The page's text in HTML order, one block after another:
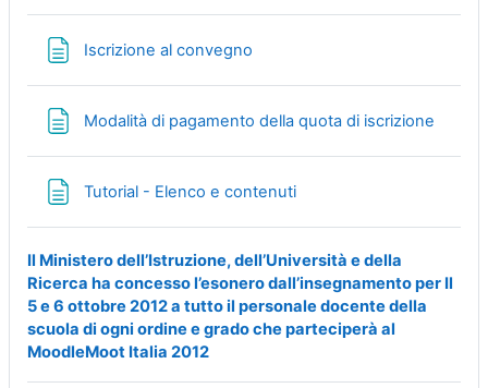
Iscrizione al convegno
Modalità di pagamento della quota di iscrizione
Tutorial - Elenco e contenutiPage
Il Ministero dell’Istruzione, dell’Università e della
Ricerca ha concesso l’esonero dall’insegnamento per Il
5 e 6 ottobre 2012 a tutto il personale docente della
scuola di ogni ordine e grado che parteciperà al
MoodleMoot Italia 2012